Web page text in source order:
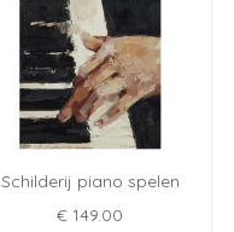
Schilderij piano spelen
€ 149.00